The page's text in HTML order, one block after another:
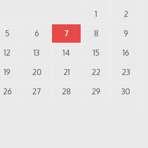
1
2
5 6 7 8
9
12 13 14 15
16
19 20 21 22
23
26 27 28 29
30